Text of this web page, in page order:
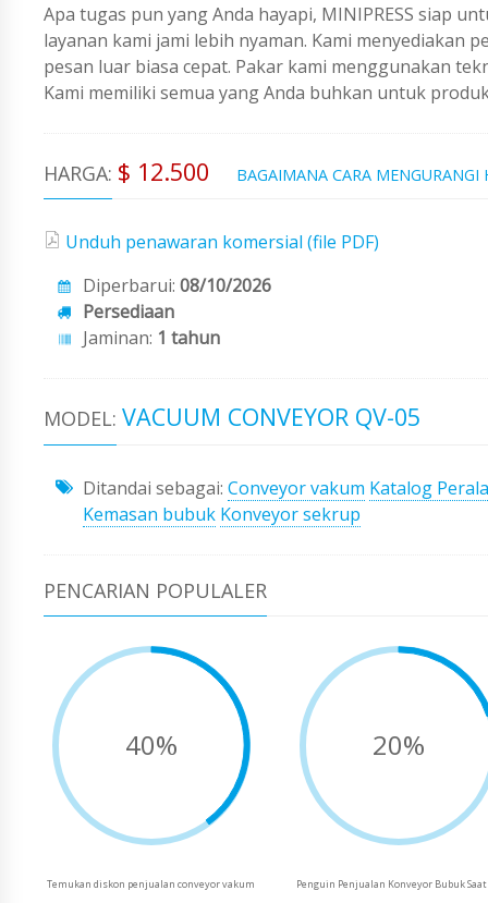
Apa tugas pun yang Anda hayapi, MINIPRESS siap
layanan kami jami lebih nyaman. Kami menyediakan
pesan luar biasa cepat. Pakar kami menggunakan
Kami memiliki semua yang Anda buhkan untuk
HARGA: $ 12.500 BAGAIMANA CARA MENGURANGI
Unduh penawaran komersial (file PDF)
Diperbarui: 08/10/2026
Persediaan
Jaminan: 1 tahun
MODEL: VACUUM CONVEYOR QV-05
Ditandai sebagai: Conveyor vakum Katalog
Kemasan bubuk Konveyor sekrup
PENCARIAN POPULALER
40%
Temukan diskon penjualan conveyor vakum
20%
Penguin Penjualan Konveyor Bubuk